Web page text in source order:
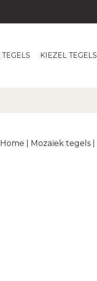
KIEZEL TEGELS
Home Mozaïek tegels